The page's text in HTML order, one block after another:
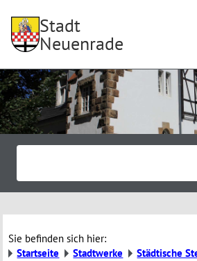
Stadt
Neuenrade
Sie befinden sich hier:
Startseite
Stadtwerke Städtische